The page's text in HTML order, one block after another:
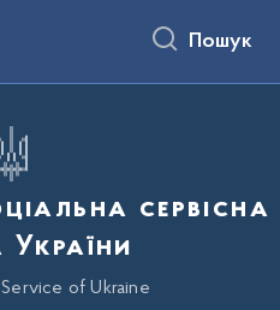
Пошук
сервісна
of Ukraine